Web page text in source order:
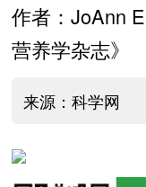
作者：JoAnn
营养学杂志》
来源：科学网